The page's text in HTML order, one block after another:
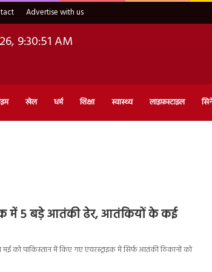
Advertise with us
9:30:52 AM
खेल धर्म शिक्षा स्वास्थ्य लाइफ़स्टाइल
में 5 बड़े आतंकी ढेर, आतंकियों के कई
को पाकिस्तान में किए गए एयरस्ट्राइक में सिर्फ आतंकी ठिकानों को